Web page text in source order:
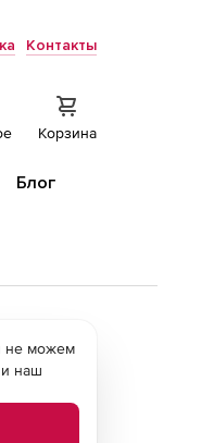
Контакты
Корзина
Блог
не можем
и наш